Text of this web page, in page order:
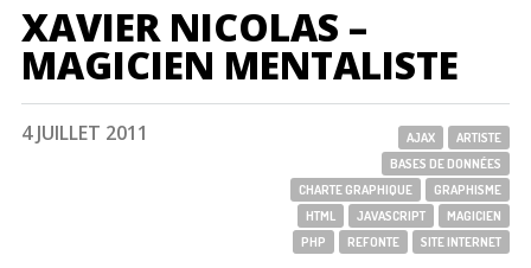
XAVIER NICOLAS –
MAGICIEN MENTALISTE
4 JUILLET 2011 AJAX
ARTISTE
BASES DE DONNÉES
CHARTE GRAPHIQUE
GRAPHISME
HTML
JAVASCRIPT
MAGICIEN
PHP
REFONTE SITE INTERNET